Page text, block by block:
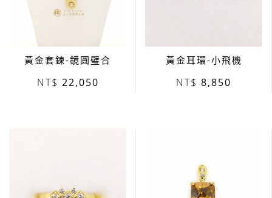
黃金套鍊-鏡圓璧合
22,050
黃金耳環-小飛機
8,850